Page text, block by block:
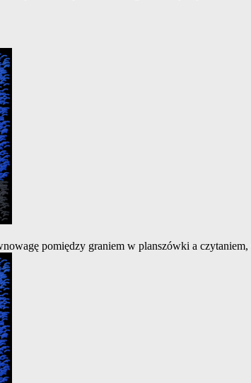
pomiędzy graniem w planszówki a czytaniem,